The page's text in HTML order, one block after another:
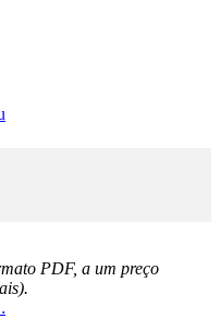
PDF, a um preço